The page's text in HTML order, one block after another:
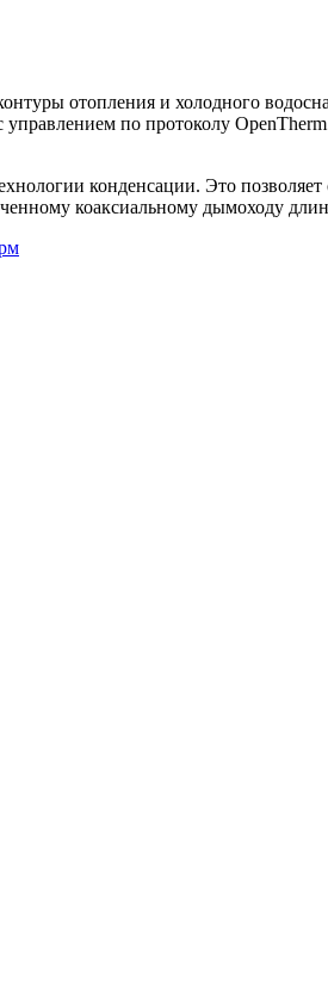
отопления и холодного
по протоколу
конденсации. Это позволяет
коаксиальному дымоходу